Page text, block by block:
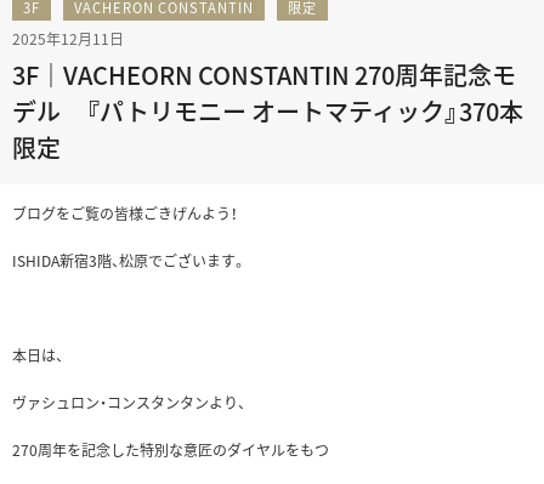
3F VACHERON CONSTANTIN 限定
2025年12月11日
3F｜VACHEORN CONSTANTIN 270周年記念モ
デル 『パトリモニー オートマティック』370本
限定
ブログをご覧の皆様ごきげんよう！
ISHIDA新宿3階、松原でございます。
本日は、
ヴァシュロン・コンスタンタンより、
270周年を記念した特別な意匠のダイヤルをもつ